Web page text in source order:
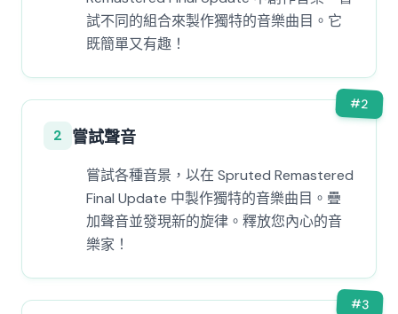
試不同的組合來製作獨特的音樂曲目。它
既簡單又有趣！
#2
2 嘗試聲音
嘗試各種音景，以在 Spruted Remastered
Final Update 中製作獨特的音樂曲目。疊
加聲音並發現新的旋律。釋放您內心的音
樂家！
#3